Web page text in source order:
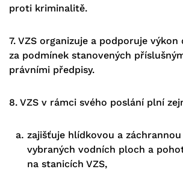
proti kriminalitě.
7. VZS organizuje a podporuje
za podmínek stanovených
právními předpisy.
8. VZS v rámci svého poslání plní
zajišťuje hlídkovou a
vybraných vodních ploch a
na stanicích VZS,